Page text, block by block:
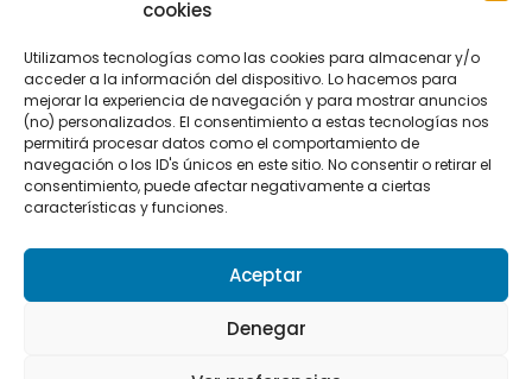
cookies
Utilizamos tecnologías como las cookies para almacenar y/o
acceder a la información del dispositivo. Lo hacemos para
mejorar la experiencia de navegación y para mostrar anuncios
(no) personalizados. El consentimiento a estas tecnologías nos
permitirá procesar datos como el comportamiento de
navegación o los ID's únicos en este sitio. No consentir o retirar el
consentimiento, puede afectar negativamente a ciertas
características y funciones.
Aceptar
Denegar
CONTACTO
+34 662 342 177
info@vkssport.com
SÍGUENOS
Política de privacidad
Política de cookies